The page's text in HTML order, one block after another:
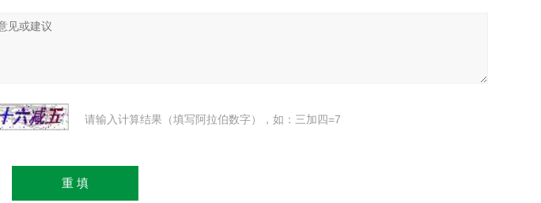
请输入计算结果（填写阿拉伯数字），如：三加四=7